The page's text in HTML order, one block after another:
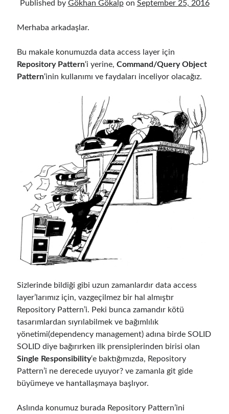
Follow
Gi
t
H
u
b
Li
n
ke
dI
n
Categories
.NET(46)
.NET Core (25)
Actor Programming Model(3)
Architectural(32)
Published by Gökhan Gökalpon September 25, 2016
Merhaba arkadaşlar.
Bu makale konumuzda data access layer için
Repository Pattern‘i yerine,Command/Query Object
Pattern‘inin kullanımı ve faydaları inceliyor olacağız.
Sizlerinde bildiği gibi uzun zamanlardır data access
layer’larımız için, vazgeçilmez bir hal almıştır
Repository Pattern’i. Peki bunca zamandır kötü
tasarımlardan sıyrılabilmek ve bağımlılık
yönetimi(dependency management) adına birde SOLID
SOLID diye bağırırken ilk prensiplerinden birisi olan
Single Responsibility‘e baktığımızda, Repository
Pattern’i ne derecede uyuyor? ve zamanla git gide
büyümeye ve hantallaşmaya başlıyor.
Aslında konumuz burada Repository Pattern’ini